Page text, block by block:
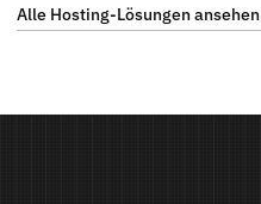
Alle Hosting-Lösungen ansehen